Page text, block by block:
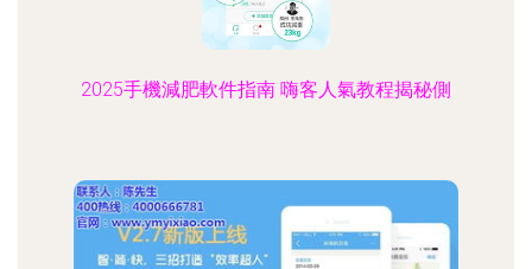
2025手機減肥軟件指南 嗨客人氣教程揭秘側